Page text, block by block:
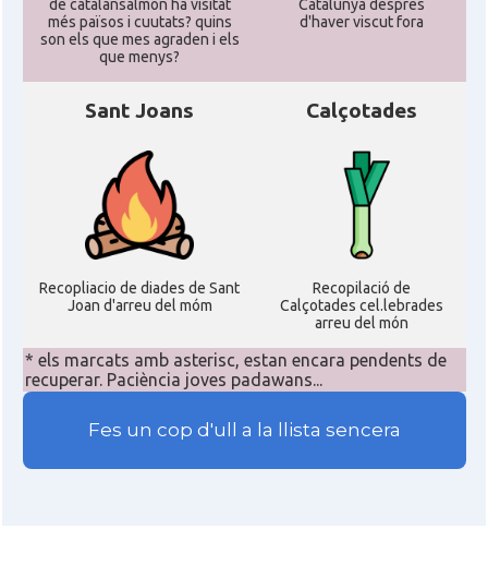
de catalansalmon ha visitat
més països i cuutats? quins
son els que mes agraden i els
que menys?
Catalunya despres
d'haver viscut fora
Sant Joans
Recopliacio de diades de Sant
Joan d'arreu del móm
Calçotades
Recopilació de
Calçotades cel.lebrades
arreu del món
* els marcats amb asterisc, estan encara pendents de
recuperar. Paciència joves padawans...
Fes un cop d'ull a la llista sencera